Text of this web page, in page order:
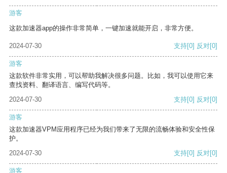
游客
这款加速器app的操作非常简单，一键加速就能开启，非常方便。
2024-07-30 支持[0] 反对[0]
游客
这款软件非常实用，可以帮助我解决很多问题。比如，我可以使用它来
查找资料、翻译语言、编写代码等。
2024-07-30
支持[0] 反对[0]
游客
这款加速器VPM应用程序已经为我们带来了无限的流畅体验和安全性保
护。
2024-07-30
支持[0] 反对[0]
游客